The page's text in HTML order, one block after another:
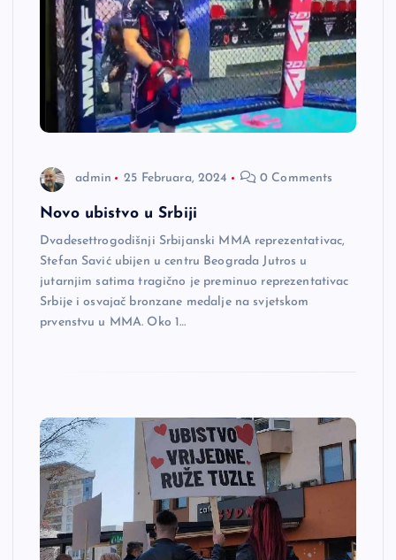
admin 25 Februara, 2024 0 Comments
Novo ubistvo u Srbiji
Dvadesettrogodišnji Srbijanski MMA reprezentativac,
Stefan Savić ubijen u centru Beograda Jutros u
jutarnjim satima tragično je preminuo reprezentativac
Srbije i osvajač bronzane medalje na svjetskom
prvenstvu u MMA. Oko 1…